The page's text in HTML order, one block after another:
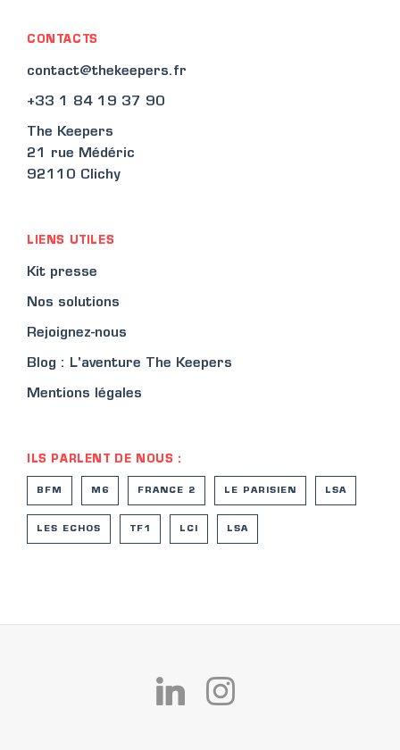
CONTACTS
contact@thekeepers.fr
+33 1 84 19 37 90
The Keepers
21 rue Médéric
92110 Clichy
LIENS UTILES
Kit presse
Nos solutions
Rejoignez-nous
Blog : L'aventure The Keepers
Mentions légales
ILS PARLENT DE NOUS :
BFM M6 FRANCE 2 LE PARISIEN LSA
LES ECHOS TF1 LCI LSA